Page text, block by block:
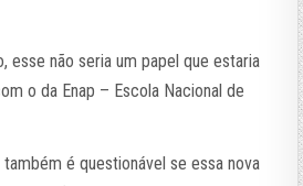
esse não seria um papel que estaria
o da Enap – Escola Nacional de
é questionável se essa nova